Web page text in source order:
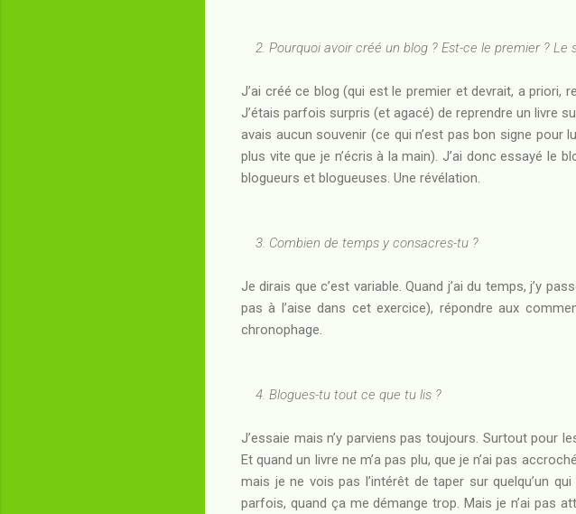
2. Pourquoi avoir créé un blog ? Est-ce le premier ? Le
J’ai créé ce blog (qui est le premier et devrait, a priori,
J’étais parfois surpris (et agacé) de reprendre un livre
avais aucun souvenir (ce qui n’est pas bon signe pour
plus vite que je n’écris à la main). J’ai donc essayé le
blogueurs et blogueuses. Une révélation.
3. Combien de temps y consacres-tu ?
Je dirais que c’est variable. Quand j’ai du temps, j’y
pas à l’aise dans cet exercice), répondre aux
chronophage.
4. Blogues-tu tout ce que tu lis ?
J’essaie mais n’y parviens pas toujours. Surtout pour
Et quand un livre ne m’a pas plu, que je n’ai pas
mais je ne vois pas l’intérêt de taper sur quelqu’un
parfois, quand ça me démange trop. Mais je n’ai pas